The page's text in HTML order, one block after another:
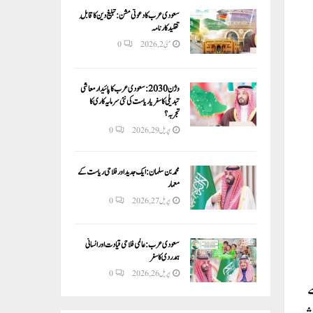
سے
سعودی عرب کا دعوتی مشن: تبلیغ دین کا قابلِ
تقلید کارنامہ
مئی 2, 2026 0
وژن 2030:سعودی عرب کا پائیدار معاشی
تبدیلی کا سفر یا ریاست کی نئی سرمایہ کاری کا
تجربہ؟
اپریل 29, 2026 0
محمد بن سلمان: ایک جدید اور فلاحی ریاست کے
معمار
اپریل 27, 2026 0
سعودی عرب: عالمی فلاحی قیادت اور انسانی
ہمدردی کا سفر
اپریل 26, 2026 0